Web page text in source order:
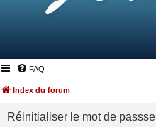
FAQ
Index du forum
Réinitialiser le mot de passse